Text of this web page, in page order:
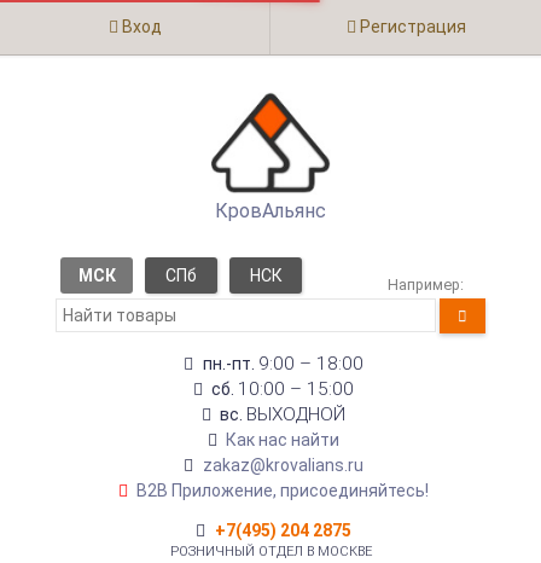
Вход Регистрация
КровАльянс
МСК СПб НСК Например:
пн.-пт. 9:00 – 18:00
сб. 10:00 – 15:00
вс. ВЫХОДНОЙ
Как нас найти
zakaz@krovalians.ru
B2B Приложение, присоединяйтесь!
+7(495) 204 2875
РОЗНИЧНЫЙ ОТДЕЛ В МОСКВЕ